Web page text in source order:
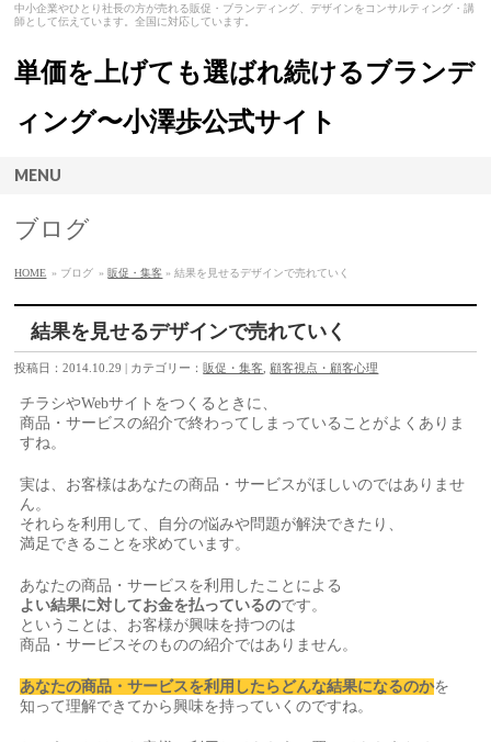
中小企業やひとり社長の方が売れる販促・ブランディング、デザインをコンサルティング・講
師として伝えています。全国に対応しています。
単価を上げても選ばれ続けるブランデ
ィング〜小澤歩公式サイト
MENU
ブログ
HOME » ブログ » 販促・集客 » 結果を見せるデザインで売れていく
結果を見せるデザインで売れていく
投稿日：2014.10.29 | カテゴリー：販促・集客 顧客視点・顧客心理
チラシやWebサイトをつくるときに、
商品・サービスの紹介で終わってしまっていることがよくありま
すね。
実は、お客様はあなたの商品・サービスがほしいのではありませ
ん。
それらを利用して、自分の悩みや問題が解決できたり、
満足できることを求めています。
あなたの商品・サービスを利用したことによる
よい結果に対してお金を払っているのです。
ということは、お客様が興味を持つのは
商品・サービスそのものの紹介ではありません。
あなたの商品・サービスを利用したらどんな結果になるのかを
知って理解できてから興味を持っていくのですね。